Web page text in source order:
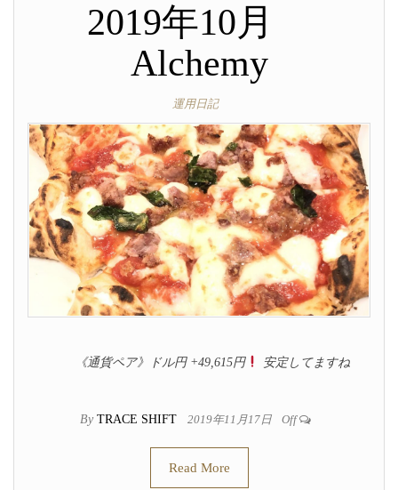
2019年10月
Alchemy
運用日記
《通貨ペア》ドル円 +49,615円 安定してますね
By TRACE SHIFT 2019年11月17日 Off
Read More